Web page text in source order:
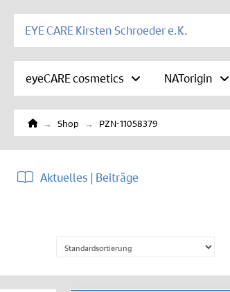
EYE CARE Kirsten Schroeder e.K.
eyeCARE cosmetics NATorigin
Home
→ Shop → PZN-11058379
Aktuelles | Beiträge